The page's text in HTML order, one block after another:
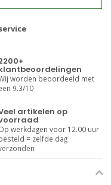
worden beoordeeld met
9.3/10
artikelen op
werkdagen voor 12.00 uur
= zelfde dag